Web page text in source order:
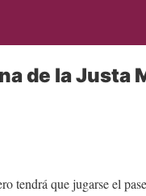
de la Justa
tendrá que jugarse el